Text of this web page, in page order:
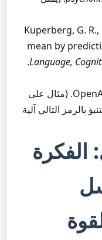
Kuperberg, G. R.,
mean by
Language,
(1), 32-59.
OpenAI. (2023). GPT-4 Technical Report. (مثال على
بالرمز التالي آلية
الفكرة